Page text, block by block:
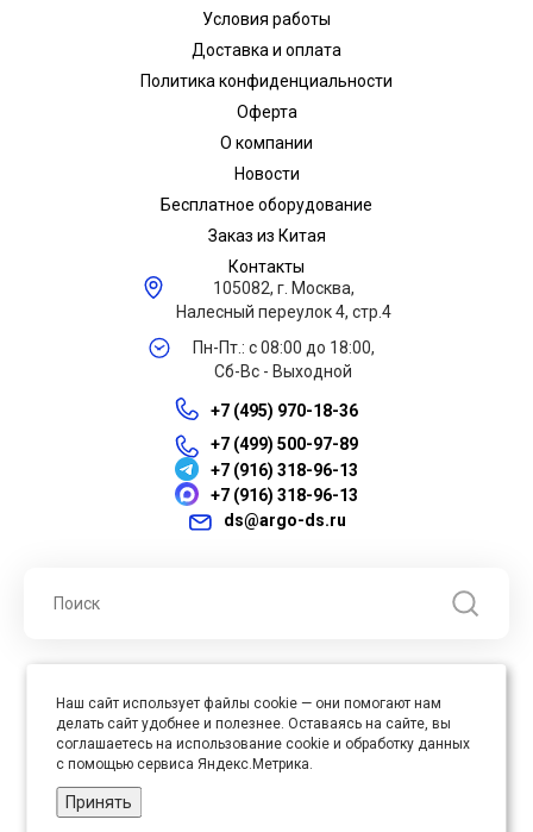
Условия работы
Доставка и оплата
Политика конфиденциальности
Оферта
О компании
Новости
Бесплатное оборудование
Заказ из Китая
Контакты
105082, г. Москва,
Налесный переулок 4, стр.4
Пн-Пт.: с 08:00 до 18:00,
Сб-Вс - Выходной
+7 (495) 970-18-36
+7 (499) 500-97-89
+7 (916) 318-96-13
+7 (916) 318-96-13
ds@argo-ds.ru
права защищены
Юр. адрес : 105005, г. Москва, ул. Бауманская, д.20, стр. 3
Наш сайт использует файлы cookie — они помогают нам
делать сайт удобнее и полезнее. Оставаясь на сайте, вы
соглашаетесь на использование cookie и обработку данных
с помощью сервиса Яндекс.Метрика.
Принять